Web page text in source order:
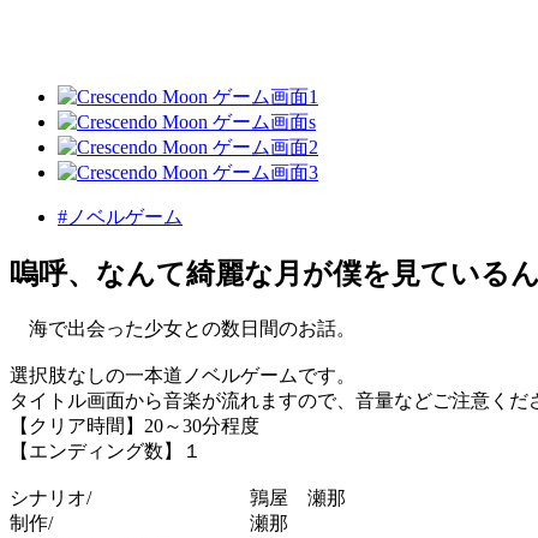
#ノベルゲーム
嗚呼、なんて綺麗な月が僕を見ている
海で出会った少女との数日間のお話。
選択肢なしの一本道ノベルゲームです。
タイトル画面から音楽が流れますので、音量などご注意くだ
【クリア時間】20～30分程度
【エンディング数】１
シナリオ/ 鶉屋 瀬那
制作/ 瀬那